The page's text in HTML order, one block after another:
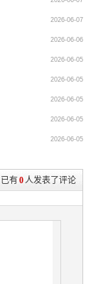
2026-06-07
2026-06-06
2026-06-05
2026-06-05
2026-06-05
2026-06-05
2026-06-05
已有0人发表了评论